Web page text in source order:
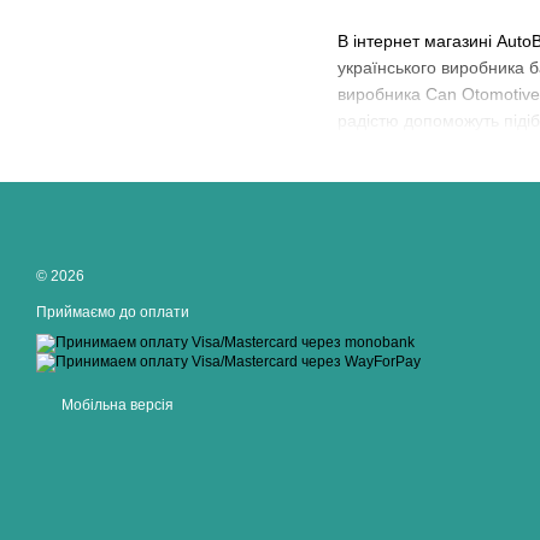
В інтернет магазині
українського
виробника Can Otomotive
радістю допоможуть
© 2026
Приймаємо до оплати
Мобільна версія